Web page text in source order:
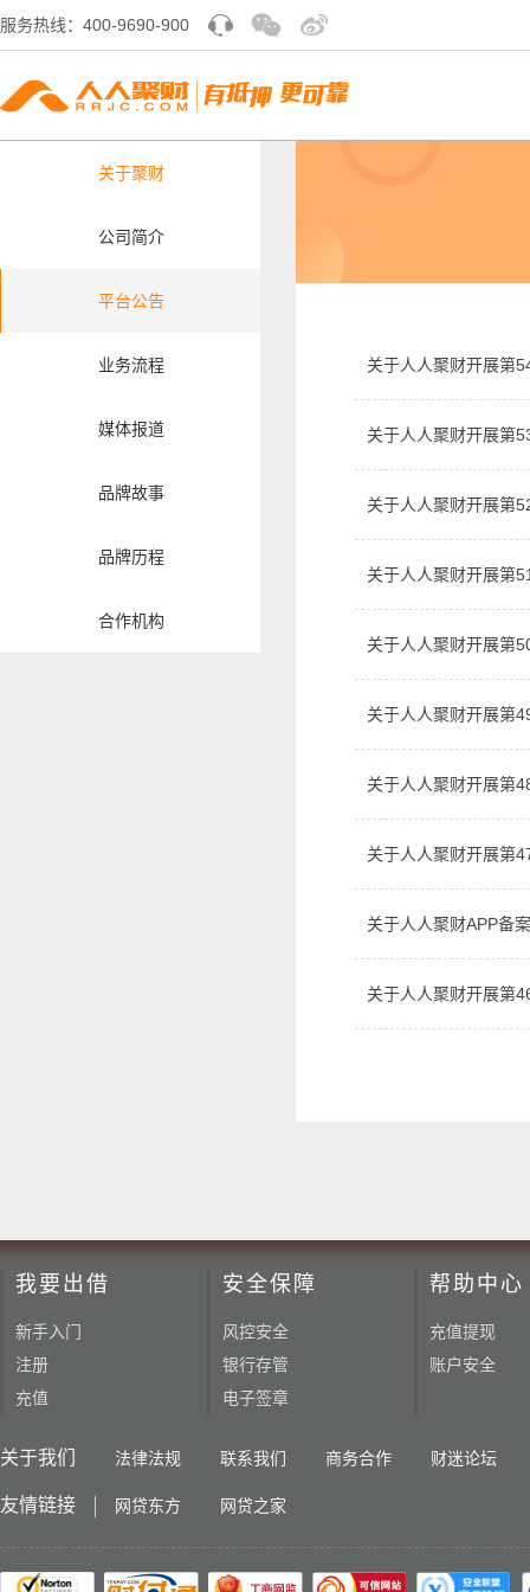
服务热线：400-9690-900
关于聚财
公司简介
平台公告
业务流程
媒体报道
品牌故事
品牌历程
合作机构
关于人人聚财开展第
关于人人聚财开展第
关于人人聚财开展第
关于人人聚财开展第
关于人人聚财开展第
关于人人聚财开展第
关于人人聚财开展第
关于人人聚财开展第
关于人人聚财APP备
关于人人聚财开展第
我要出借
新手入门
注册
充值
安全保障
风控安全
银行存管
电子签章
帮助中心
充值提现
账户安全
关于我们 法律法规 联系我们 商务合作 财迷论坛
友情链接 网贷东方 网贷之家